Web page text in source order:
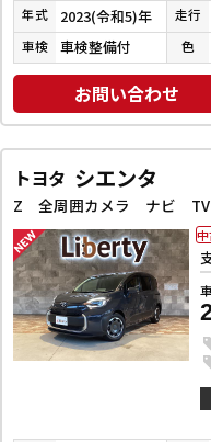
年式 2023(令和5)年 走行
車検 車検整備付 色
お問い合わせ
トヨタ シエンタ